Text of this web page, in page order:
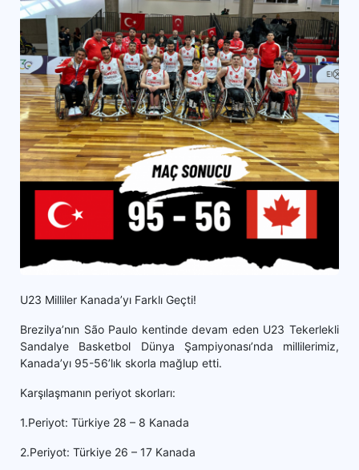
U23 Milliler Kanada’yı Farklı Geçti!
Brezilya’nın São Paulo kentinde devam eden U23 Tekerlekli
Sandalye Basketbol Dünya Şampiyonası’nda millilerimiz,
Kanada’yı 95-56’lık skorla mağlup etti.
Karşılaşmanın periyot skorları:
1.Periyot: Türkiye 28 – 8 Kanada
2.Periyot: Türkiye 26 – 17 Kanada